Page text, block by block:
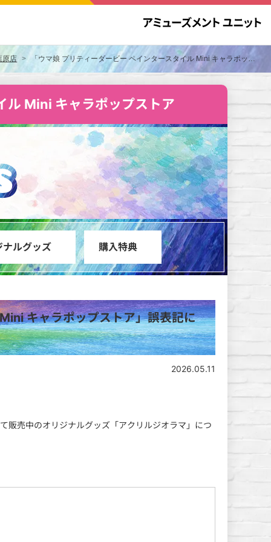
原店 「ウマ娘 プリティーダービー ペインタースタイル Mini キャラポップストア」誤表記に関するお詫びについて
ル Mini キャラポップストア
ナルグッズ 購入特典
キャラポップストア」誤表記に
2026.05.11
販売中のオリジナルグッズ「アクリルジオラマ」につ
キャラポップストア